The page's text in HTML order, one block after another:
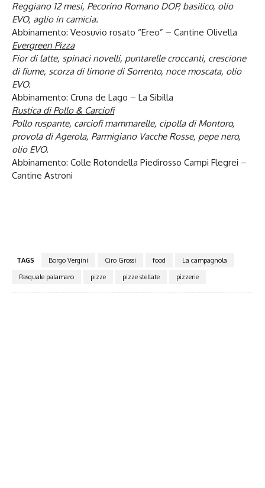
Reggiano 12 mesi, Pecorino Romano DOP, basilico, olio
EVO, aglio in camicia.
Abbinamento: Veosuvio rosato “Ereo” – Cantine Olivella
Evergreen Pizza
Fior di latte, spinaci novelli, puntarelle croccanti, crescione
di fiume, scorza di limone di Sorrento, noce moscata, olio
EVO.
Abbinamento: Cruna de Lago – La Sibilla
Rustica di Pollo & Carciofi
Pollo ruspante, carciofi mammarelle, cipolla di Montoro,
provola di Agerola, Parmigiano Vacche Rosse, pepe nero,
olio EVO.
Abbinamento: Colle Rotondella Piedirosso Campi Flegrei –
Cantine Astroni
TAGS Borgo Vergini Ciro Grossi food
La campagnola
Pasquale palamaro
pizze pizze stellate pizzerie